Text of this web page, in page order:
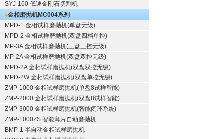
SYJ-160 低速金刚石切割机
金相磨抛机MC004系列
MPD-1 金相试样磨抛机(单盘无级)
MPD-2 金相试样磨抛机(双盘四档单控)
MP-3A 金相试样磨抛机(三盘三控无级)
MP-2A 金相试样磨抛机(双盘双控无级)
MPD-2A 金相试样磨抛机(双盘双控无级)
MPD-2W 金相试样磨抛机(双盘单控无级)
ZMP-1000 金相试样磨抛机(单盘8试样智能)
ZMP-2000 金相试样磨抛机(双盘8试样智能)
ZMP-3000 金相试样磨抛机(智能闭环系统)
ZMP-1000ZS 智能薄片自动磨抛机
BMP-1 半自动金相试样磨抛机